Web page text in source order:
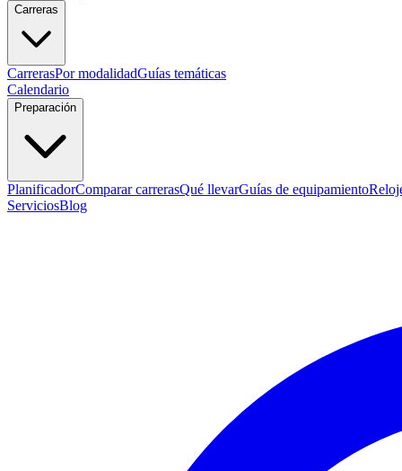
Carreras
CarrerasPor modalidadGuías temáticas
Calendario
Preparación
PlanificadorComparar carrerasQué llevarGuías de equipamiento
ServiciosBlog